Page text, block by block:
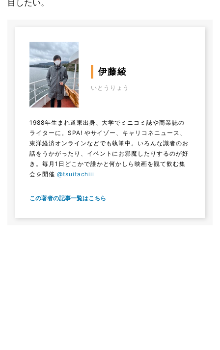
目したい。
伊藤綾
いとうりょう
1988年生まれ道東出身、大学でミニコミ誌や商業誌の
ライターに。SPA! やサイゾー、キャリコネニュース、
東洋経済オンラインなどでも執筆中。いろんな識者のお
話をうかがったり、イベントにお邪魔したりするのが好
き。毎月1日どこかで誰かと何かしら映画を観て飲む集
会を開催 @tsuitachiii
この著者の記事一覧はこちら